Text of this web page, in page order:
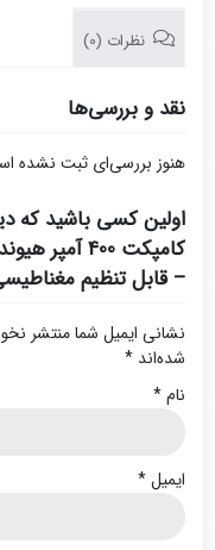
تنظیم
نظرات (0)
نقد و بررسی‌ها
هنوز بررسی‌ای ثبت نشده
اولین کسی باشید که
کامپکت 400
– قابل تنظیم
نشانی ایمیل شما منتشر
شده‌اند *
نام*
ایمیل*